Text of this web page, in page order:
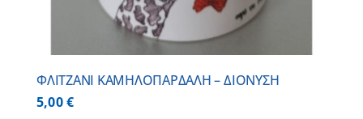
ΦΛΙΤΖΑΝΙ ΚΑΜΗΛΟΠΑΡΔΑΛΗ – ΔΙΟΝΥΣΗ
5,00€